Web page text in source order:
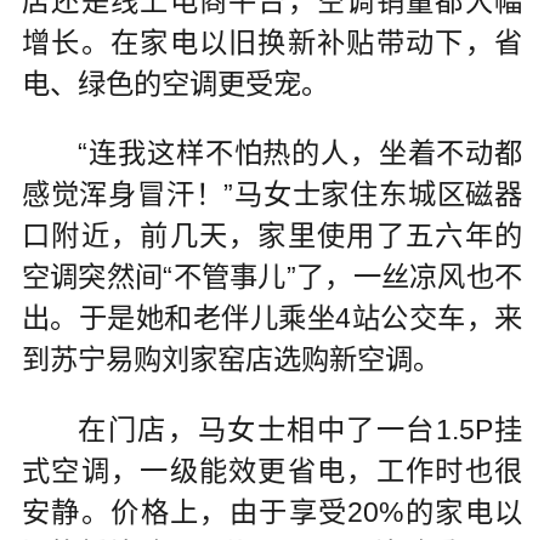
增长。在家电以旧换新补贴带动下，省
电、绿色的空调更受宠。
“连我这样不怕热的人，坐着不动都
感觉浑身冒汗！”马女士家住东城区磁器
口附近，前几天，家里使用了五六年的
空调突然间“不管事儿”了，一丝凉风也不
出。于是她和老伴儿乘坐4站公交车，来
到苏宁易购刘家窑店选购新空调。
在门店，马女士相中了一台1.5P挂
式空调，一级能效更省电，工作时也很
安静。价格上，由于享受20%的家电以